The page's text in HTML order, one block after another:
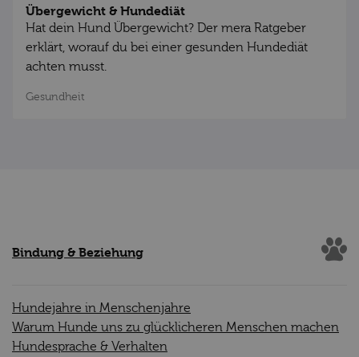
Übergewicht & Hundediät
Hat dein Hund Übergewicht? Der mera Ratgeber
erklärt, worauf du bei einer gesunden Hundediät
achten musst.
Gesundheit
Bindung & Beziehung
Hundejahre in Menschenjahre
Warum Hunde uns zu glücklicheren Menschen machen
Hundesprache & Verhalten